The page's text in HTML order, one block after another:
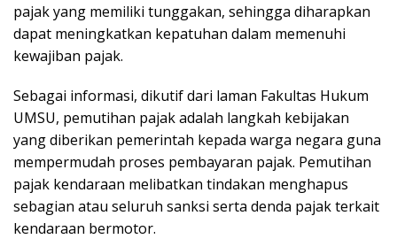
pajak yang memiliki tunggakan, sehingga diharapkan
dapat meningkatkan kepatuhan dalam memenuhi
kewajiban pajak.
Sebagai informasi, dikutif dari laman Fakultas Hukum
UMSU, pemutihan pajak adalah langkah kebijakan
yang diberikan pemerintah kepada warga negara guna
mempermudah proses pembayaran pajak. Pemutihan
pajak kendaraan melibatkan tindakan menghapus
sebagian atau seluruh sanksi serta denda pajak terkait
kendaraan bermotor.